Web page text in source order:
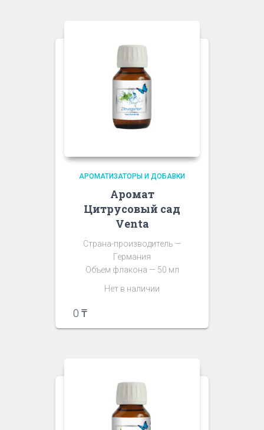
АРОМАТИЗАТОРЫ И ДОБАВКИ
Аромат
Цитрусовый сад
Venta
Страна-производитель —
Германия
Объем флакона — 50 мл
Нет в наличии
0 ₸